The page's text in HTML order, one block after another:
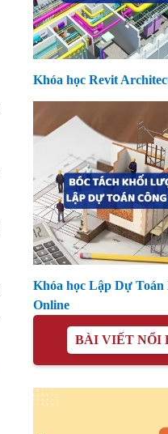
Khóa học Revit
Khóa học Lập Dự
Online
BÀI VIẾT NỔI